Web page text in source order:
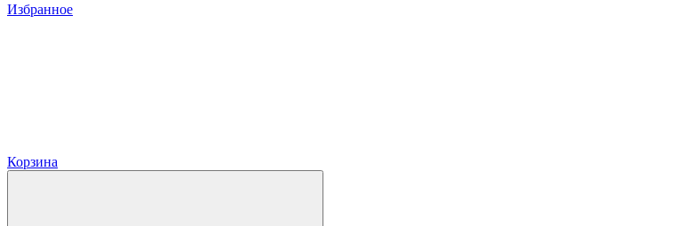
Избранное
Корзина